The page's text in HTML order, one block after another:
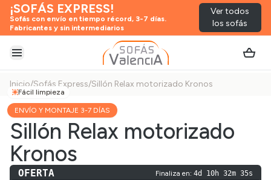
¡SOFÁS EXPRESS!
Sofás con envío en tiempo récord, 3-7 días.
Fabricantes y sin intermediarios
Ver todos
los sofás
Abrir menú
Inicio/Sofás Express/Sillón Relax motorizado Kronos
ENVÍO Y MONTAJE 3-7 DÍAS
Fácil limpieza
Sillón Relax motorizado
Kronos
OFERTA Finaliza en: 4d 10h 32m 35s